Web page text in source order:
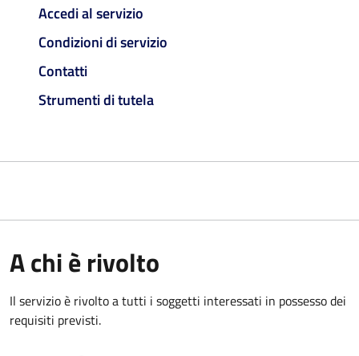
Accedi al servizio
Condizioni di servizio
Contatti
Strumenti di tutela
A chi è rivolto
Il servizio è rivolto a tutti i soggetti interessati in possesso dei
requisiti previsti.